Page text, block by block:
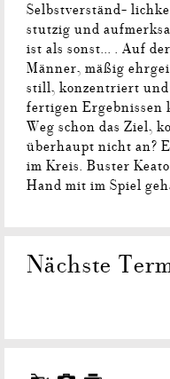
Selbstverständ-
stutzig und
ist als sonst... . Auf
Männer, mäßig
still, konzentriert
fertigen Ergebnissen
Weg schon das Ziel,
überhaupt nicht an?
im Kreis. Buster
Hand mit im Spiel
Nächste